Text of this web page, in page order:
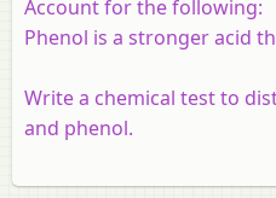
Account for the following:
Phenol is a stronger acid
Write a chemical test to
and phenol.